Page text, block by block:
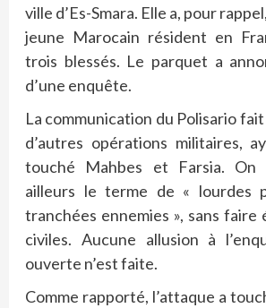
ville d’Es-Smara. Elle a, pour
jeune Marocain résident en
trois blessés. Le parquet a
d’une enquête.
La communication du Polisario
d’autres opérations militaires,
touché Mahbes et Farsia. On
ailleurs le terme de « lourdes
tranchées ennemies », sans faire
civiles. Aucune allusion à
ouverte n’est faite.
Comme rapporté, l’attaque a